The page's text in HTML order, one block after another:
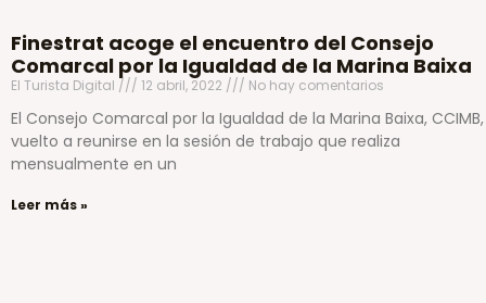
Finestrat acoge el encuentro del Consejo
Comarcal por la Igualdad de la Marina Baixa
El Turista Digital 12 abril, 2022 No hay comentarios
El Consejo Comarcal por la Igualdad de la Marina Baixa,
vuelto a reunirse en la sesión de trabajo que realiza
mensualmente en un
Leer más »